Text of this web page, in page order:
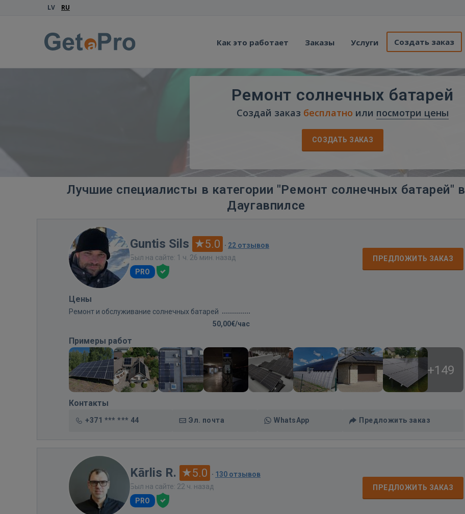
LV RU
Как это работает Заказы Услуги Создать заказ
Ремонт солнечных батарей
Создай заказ бесплатно или посмотри цены
СОЗДАТЬ ЗАКАЗ
Лучшие специалисты в категории "Ремонт солнечных батарей" в
Даугавпилсе
Guntis Sils 5.0 · 22 отзывов
Был на сайте: 1 ч. 26 мин. назад
PRO
ПРЕДЛОЖИТЬ ЗАКАЗ
Цены
Ремонт и обслуживание солнечных батарей
50,00€/час
Примеры работ
+149
Контакты
+371 *** *** 44 Эл. почта WhatsApp Предложить заказ
Kārlis R. 5.0 · 130 отзывов
Был на сайте: 22 ч. назад
PRO
ПРЕДЛОЖИТЬ ЗАКАЗ